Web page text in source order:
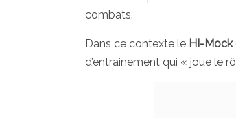
combats.
Dans ce contexte le HI-Mock
d’entrainement qui « joue le